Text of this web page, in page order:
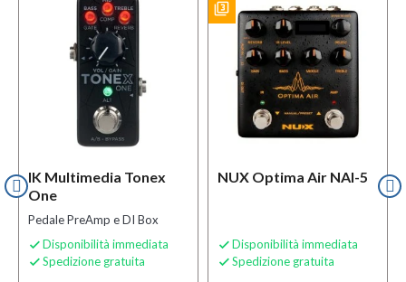
IK Multimedia Tonex
One
Pedale PreAmp e DI Box
 Disponibilità immediata
 Spedizione gratuita
NUX Optima Air NAI-5
 Disponibilità immediata
 Spedizione gratuita
filter_3